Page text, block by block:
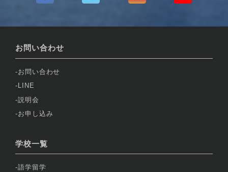
お問い合わせ
お問い合わせ
LINE
説明会
お申し込み
学校一覧
語学留学